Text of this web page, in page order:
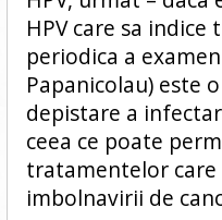
HPV care sa
periodica a
Papanicolau) este
depistare a
ceea ce poate
tratamentelor care
imbolnavirii de